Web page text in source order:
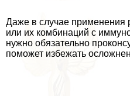
Даже в случае применения
или их комбинаций с
нужно обязательно
поможет избежать